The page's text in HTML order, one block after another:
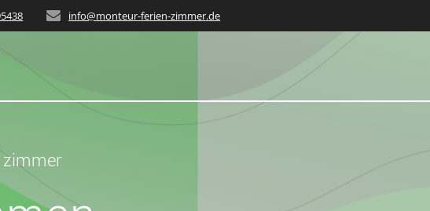
info@monteur-ferien-zimmer.de
zimmer